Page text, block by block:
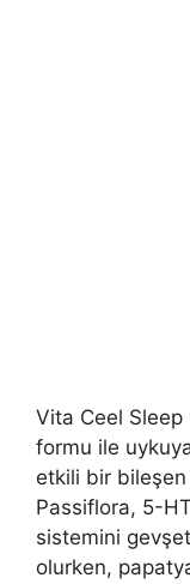
Vita Ceel
formu ile
etkili bir
Passiflora, 5-
sistemini
olurken,